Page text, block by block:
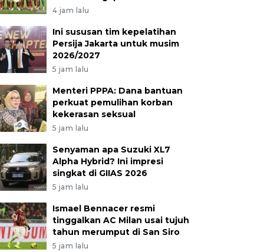
4 jam lalu
Ini sususan tim kepelatihan
Persija Jakarta untuk musim
2026/2027
5 jam lalu
Menteri PPPA: Dana bantuan
perkuat pemulihan korban
kekerasan seksual
5 jam lalu
Senyaman apa Suzuki XL7
Alpha Hybrid? Ini impresi
singkat di GIIAS 2026
5 jam lalu
Ismael Bennacer resmi
tinggalkan AC Milan usai tujuh
tahun merumput di San Siro
5 jam lalu